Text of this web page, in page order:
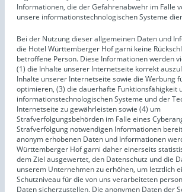
Informationen, die der Gefahrenabwehr im Falle
unsere informationstechnologischen Systeme
Bei der Nutzung dieser allgemeinen Daten und
die Hotel Württemberger Hof garni keine
betroffene Person. Diese Informationen werden
(1) die Inhalte unserer Internetseite korrekt
Inhalte unserer Internetseite sowie die Werbung
optimieren, (3) die dauerhafte Funktionsfähigkeit
informationstechnologischen Systeme und der
Internetseite zu gewährleisten sowie (4) um
Strafverfolgungsbehörden im Falle eines
Strafverfolgung notwendigen Informationen
anonym erhobenen Daten und Informationen
Württemberger Hof garni daher einerseits
dem Ziel ausgewertet, den Datenschutz und die
unserem Unternehmen zu erhöhen, um letztlich
Schutzniveau für die von uns verarbeiteten
Daten sicherzustellen. Die anonymen Daten der